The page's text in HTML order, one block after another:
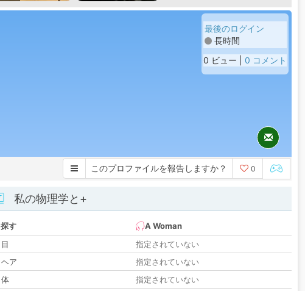
最後のログイン
長時間
0 ビュー | 0 コメント
このプロファイルを報告しますか？ 0
私の物理学と+
探す
A Woman
目
指定されていない
ヘア
指定されていない
体
指定されていない